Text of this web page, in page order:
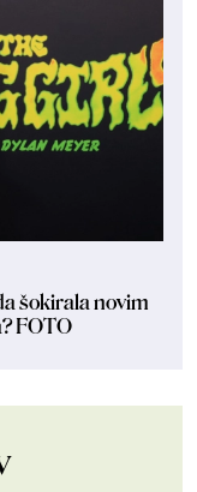
šokirala novim
FOTO